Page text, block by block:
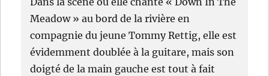
Meadow » au bord de la rivière en
compagnie du jeune Tommy Rettig, elle est
évidemment doublée à la guitare, mais son
doigté de la main gauche est tout à fait